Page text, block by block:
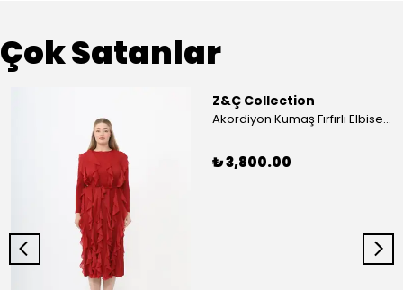
Çok Satanlar
Z&Ç Collection
Akordiyon Kumaş Fırfırlı Elbise - Mavi
₺ 3,800.00